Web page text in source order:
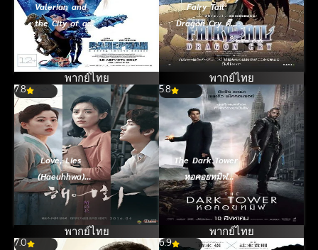
Valerian and
the City of a
Thousand
Planets วาเล
เรียน พลิกจักรวาล
(2017)
พากย์ไทย
Fairy Tail
Dragon Cry ศึก
จอมเวท พันธุ์
มังกร (Gekijôban)
พากย์ไทย
7.8
Love, Lies
(Haeuhhwa)
(2016)
พากย์ไทย
5.8
The Dark Tower
หอคอยทมิฬ
(2017)
พากย์ไทย
7.0 6.9